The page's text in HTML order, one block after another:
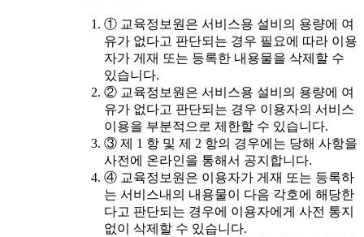
① 교육정보원은 서비스용 설비의 용량에 여
유가 없다고 판단되는 경우 필요에 따라 이용
자가 게재 또는 등록한 내용물을 삭제할 수
있습니다.
② 교육정보원은 서비스용 설비의 용량에 여
유가 없다고 판단되는 경우 이용자의 서비스
이용을 부분적으로 제한할 수 있습니다.
③ 제 1 항 및 제 2 항의 경우에는 당해 사항을
사전에 온라인을 통해서 공지합니다.
④ 교육정보원은 이용자가 게재 또는 등록하
는 서비스내의 내용물이 다음 각호에 해당한
다고 판단되는 경우에 이용자에게 사전 통지
없이 삭제할 수 있습니다.